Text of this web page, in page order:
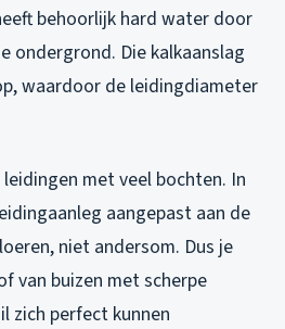
behoorlijk hard water door
ondergrond. Die kalkaanslag
waardoor de leidingdiameter
met veel bochten. In
aangepast aan de
niet andersom. Dus je
van buizen met scherpe
zich perfect kunnen